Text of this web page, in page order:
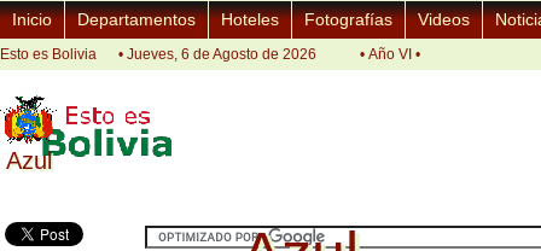
Azul
Azul
Inicio Departamentos Hoteles Fotografías Videos
Esto es Bolivia • Jueves, 6 de Agosto de 2026 • Año VI •